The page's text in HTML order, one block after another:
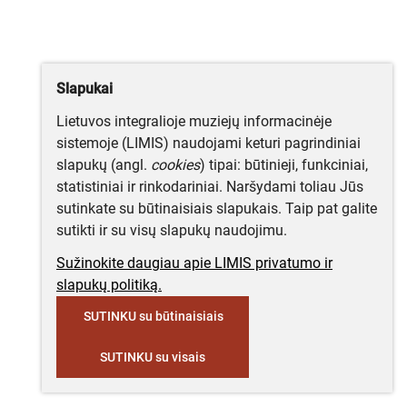
Slapukai
Lietuvos integralioje muziejų informacinėje
sistemoje (LIMIS) naudojami keturi pagrindiniai
slapukų (angl. cookies) tipai: būtinieji, funkciniai,
statistiniai ir rinkodariniai. Naršydami toliau Jūs
sutinkate su būtinaisiais slapukais. Taip pat galite
sutikti ir su visų slapukų naudojimu.
Sužinokite daugiau apie LIMIS privatumo ir
slapukų politiką.
SUTINKU su būtinaisiais
SUTINKU su visais